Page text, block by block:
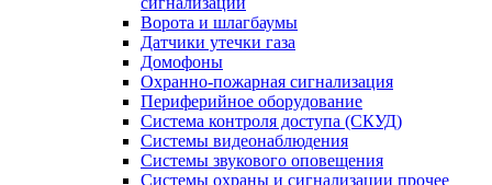
Ворота и шлагбаумы
Датчики утечки газа
Домофоны
Охранно-пожарная сигнализация
Периферийное оборудование
Система контроля доступа (СКУД)
Системы видеонаблюдения
Системы звукового оповещения
Системы охраны и сигнализации прочее